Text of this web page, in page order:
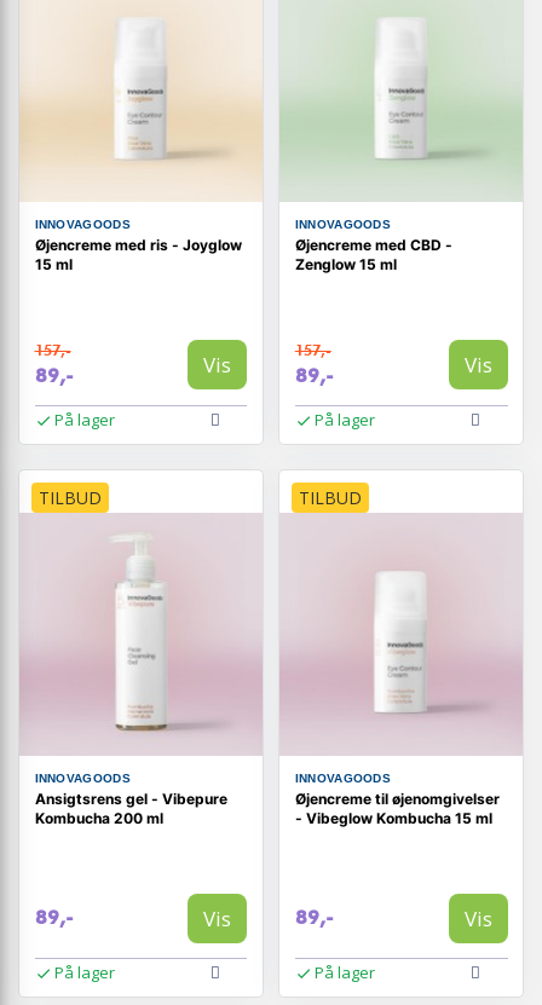
INNOVAGOODS
Øjencreme med ris - Joyglow
15 ml
157,-
89,- Vis
På lager
INNOVAGOODS
Øjencreme med CBD -
Zenglow 15 ml
157,-
89,- Vis
På lager
TILBUD
INNOVAGOODS
Ansigtsrens gel - Vibepure
Kombucha 200 ml
89,- Vis
På lager
TILBUD
INNOVAGOODS
Øjencreme til øjenomgivelser
- Vibeglow Kombucha 15 ml
89,- Vis
På lager